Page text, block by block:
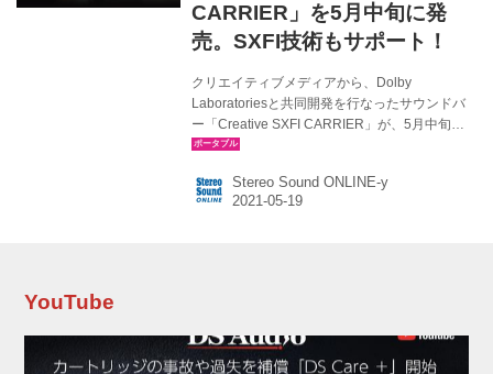
CARRIER」を5月中旬に発
売。SXFI技術もサポート！
クリエイティブメディアから、Dolby
Laboratoriesと共同開発を行なったサウンドバ
ー「Creative SXFI CARRIER」が、5月中旬に
発売される。価格はオープンで、同社直販サイ
SXFI CARRIERは、バー本体とサブウーファー
がセットになった2ピース構成の製品。ドルビー
反射させてリスナーへ...
Stereo Sound ONLINE-y
YouTube